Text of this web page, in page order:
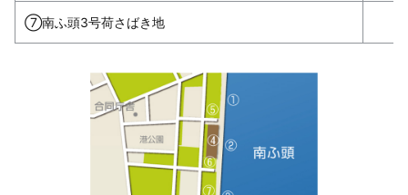
⑦南ふ頭3号荷さばき地